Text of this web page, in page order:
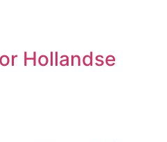
Hollandse